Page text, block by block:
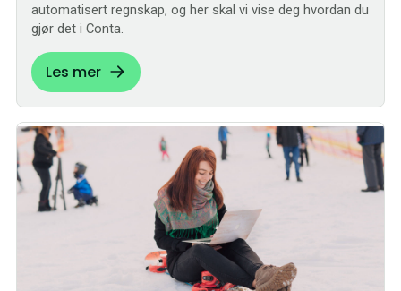
automatisert regnskap, og her skal vi vise deg hvordan du
gjør det i Conta.
Les mer